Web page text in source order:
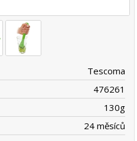
Tescoma
476261
130g
24 měsíců